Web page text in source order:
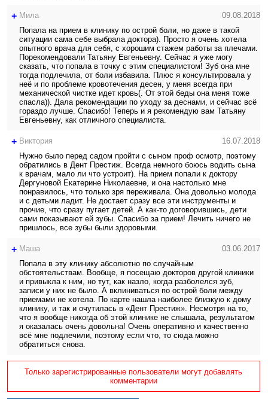
+ Мила
09.08.2018
Попала на прием в клинику по острой боли, но даже в такой
ситуации сама себе выбрала доктора). Просто я очень хотела
опытного врача для себя, с хорошим стажем работы за плечами.
Порекомендовали Татьяну Евгеньевну. Сейчас я уже могу
сказать, что попала в точку с этим специалистом! Зуб она мне
тогда подлечила, от боли избавила. Плюс я консультировала у
неё и по проблеме кровотечения десен, у меня всегда при
механической чистке идет кровь(. От этой беды она меня тоже
спасла)). Дала рекомендации по уходу за деснами, и сейчас всё
гораздо лучше. Спасибо! Теперь и я рекомендую вам Татьяну
Евгеньевну, как отличного специалиста.
+ Виктория
16.07.2018
Нужно было перед садом пройти с сыном проф осмотр, поэтому
обратились в Дент Престиж. Всегда немного боюсь водить сына
к врачам, мало ли что устроит). На прием попали к доктору
Дергуновой Екатерине Николаевне, и она настолько мне
понравилось, что только зря переживала. Она довольно молода
и с детьми ладит. Не достает сразу все эти инструменты и
прочие, что сразу пугает детей. А как-то договорившись, дети
сами показывают ей зубы. Спасибо за прием! Лечить ничего не
пришлось, все зубы были здоровыми.
+ Маша
03.06.2017
Попала в эту клинику абсолютно по случайным
обстоятельствам. Вообще, я посещаю докторов другой клиники
и привыкла к ним, но тут, как назло, когда разболелся зуб,
записи у них не было. А вклиниваться по острой боли между
приемами не хотела. По карте нашла наиболее близкую к дому
клинику, и так и очутилась в «Дент Престиж». Несмотря на то,
что я вообще никогда об этой клинике не слышала, результатом
я оказалась очень довольна! Очень оперативно и качественно
всё мне подлечили, поэтому если что, то сюда можно
обратиться снова.
Только зарегистрированные пользователи могут добавлять
комментарии